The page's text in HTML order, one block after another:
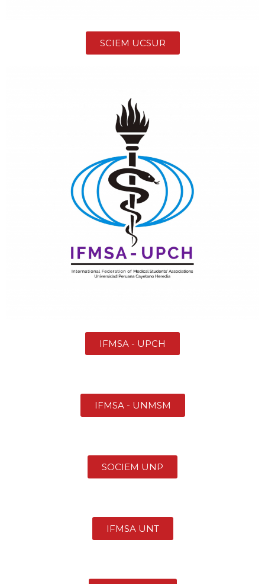
SCIEM UCSUR
IFMSA - UPCH
IFMSA - UNMSM
SOCIEM UNP
IFMSA UNT